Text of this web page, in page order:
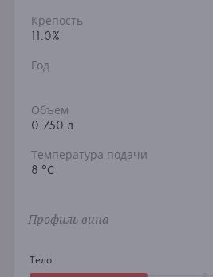
Крепость
11.0%
Год
Объем
0.750 л
Температура подачи
8 °С
Профиль вина
Тело